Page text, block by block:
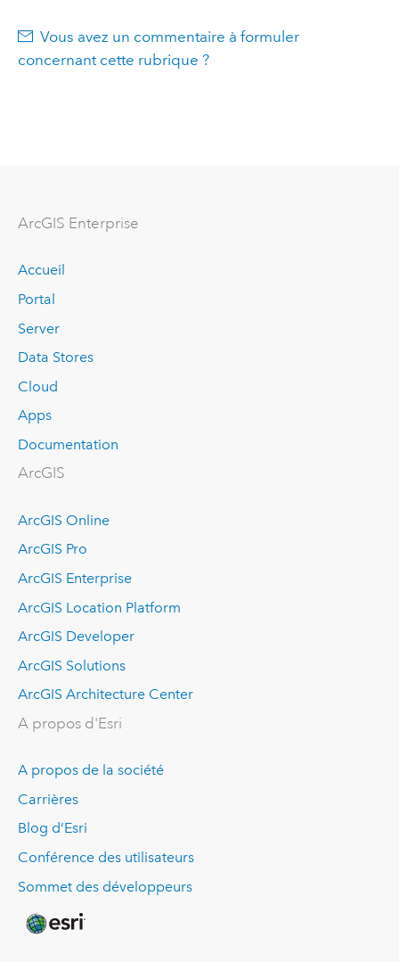
Vous avez un commentaire à formuler
concernant cette rubrique ?
ArcGIS Enterprise
Accueil
Portal
Server
Data Stores
Cloud
Apps
Documentation
ArcGIS
ArcGIS Online
ArcGIS Pro
ArcGIS Enterprise
ArcGIS Location Platform
ArcGIS Developer
ArcGIS Solutions
ArcGIS Architecture Center
A propos d'Esri
A propos de la société
Carrières
Blog d’Esri
Conférence des utilisateurs
Sommet des développeurs